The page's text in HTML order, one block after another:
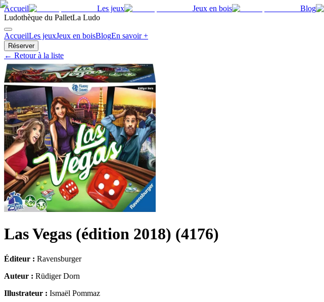
Accueil Les jeux Jeux en bois Blog
Ludothèque du PalletLa Ludo
AccueilLes jeuxJeux en boisBlogEn savoir +
Réserver
← Retour à la liste
Las Vegas (édition 2018) (4176)
Éditeur : Ravensburger
Auteur : Rüdiger Dorn
Illustrateur : Ismaël Pommaz